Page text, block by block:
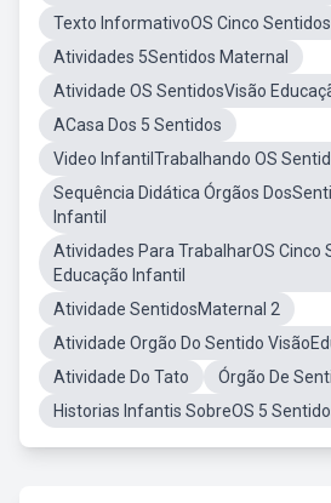
Texto InformativoOS Cinco Sentidos
Atividades 5Sentidos Maternal
Atividade OS SentidosVisão
ACasa Dos 5 Sentidos
Video InfantilTrabalhando OS
Sequência Didática Órgãos
Infantil
Atividades Para TrabalharOS Cinco
Educação Infantil
Atividade SentidosMaternal 2
Atividade Orgão Do Sentido
Atividade Do Tato
Órgão De
Historias Infantis SobreOS 5